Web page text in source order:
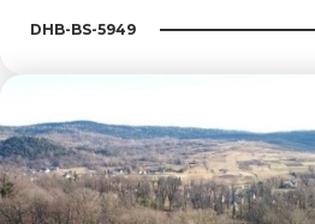
DHB-BS-5949